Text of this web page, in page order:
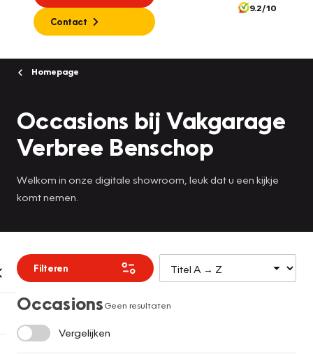
Contact
9.2/10
Homepage
Occasions bij Vakgarage
Verbree Benschop
Welkom in onze digitale showroom, leuk dat u een kijkje
komt nemen.
Filteren
OccasionsGeen resultaten
Vergelijken